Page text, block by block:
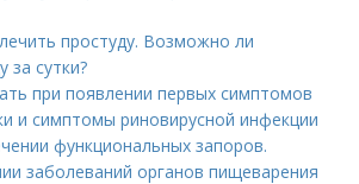
простуду. Возможно ли
за сутки?
при появлении первых симптомов
и симптомы риновирусной инфекции
функциональных запоров.
заболеваний органов пищеварения